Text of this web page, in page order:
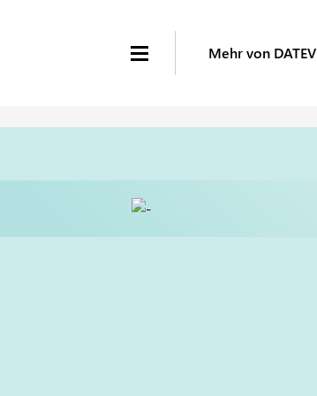
Mehr von DATEV